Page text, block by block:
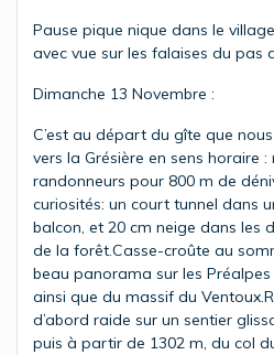
Pause pique nique dans le
avec vue sur les falaises du pas
Dimanche 13 Novembre :
C’est au départ du gîte que
vers la Grésière en sens horaire
randonneurs pour 800 m de
curiosités: un court tunnel dans
balcon, et 20 cm neige dans les
de la forêt.Casse-croûte au
beau panorama sur les
ainsi que du massif du
d’abord raide sur un sentier
puis à partir de 1302 m, du col